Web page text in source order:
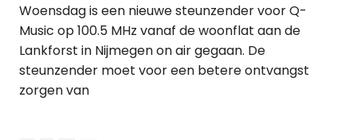
Woensdag is een nieuwe steunzender voor Q-
Music op 100.5 MHz vanaf de woonflat aan de
Lankforst in Nijmegen on air gegaan. De
steunzender moet voor een betere ontvangst
zorgen van